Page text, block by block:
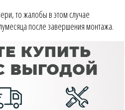
то жалобы в этом случае
после завершения монтажа.